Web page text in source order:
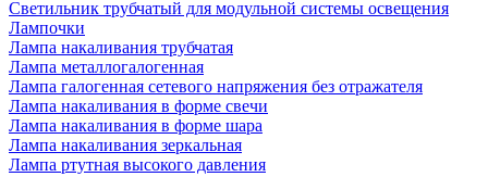
Светильник трубчатый для модульной системы освещения
Лампочки
Лампа накаливания трубчатая
Лампа металлогалогенная
Лампа галогенная сетевого напряжения без отражателя
Лампа накаливания в форме свечи
Лампа накаливания в форме шара
Лампа накаливания зеркальная
Лампа ртутная высокого давления